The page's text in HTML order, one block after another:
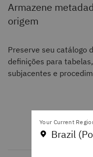
Armazene
origem
Preserve seu catálogo
definições para
subjacentes e
Your Current
Brazil